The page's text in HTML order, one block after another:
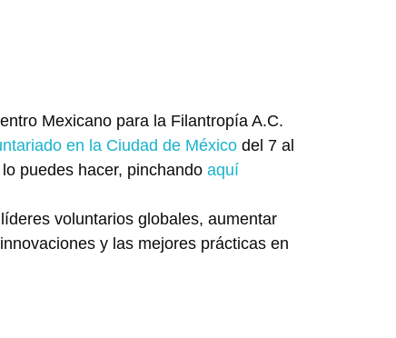
Mexicano para la Filantropía A.C.
en la Ciudad de México del 7 al
puedes hacer, pinchando aquí
voluntarios globales, aumentar
y las mejores prácticas en